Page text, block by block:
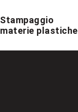
Stampaggio
materie plastiche